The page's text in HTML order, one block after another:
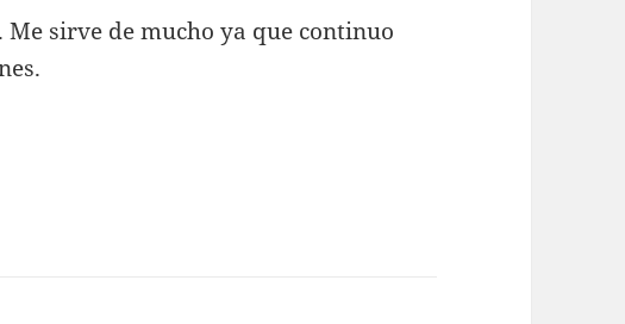
sirve de mucho ya que continuo